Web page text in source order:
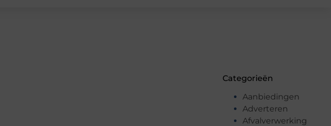
Categorieën
Aanbiedingen
Adverteren
Afvalverwerking